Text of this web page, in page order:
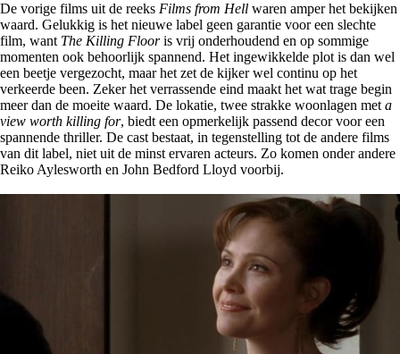
De vorige films uit de reeks Films from Hell waren amper het bekijken
waard. Gelukkig is het nieuwe label geen garantie voor een slechte
film, want The Killing Flooris vrij onderhoudend en op sommige
momenten ook behoorlijk spannend. Het ingewikkelde plot is dan wel
een beetje vergezocht, maar het zet de kijker wel continu op het
verkeerde been. Zeker het verrassende eind maakt het wat trage begin
meer dan de moeite waard. De lokatie, twee strakke woonlagen met a
view worth killing for, biedt een opmerkelijk passend decor voor een
spannende thriller. De cast bestaat, in tegenstelling tot de andere films
van dit label, niet uit de minst ervaren acteurs. Zo komen onder andere
Reiko Aylesworth en John Bedford Lloyd voorbij.